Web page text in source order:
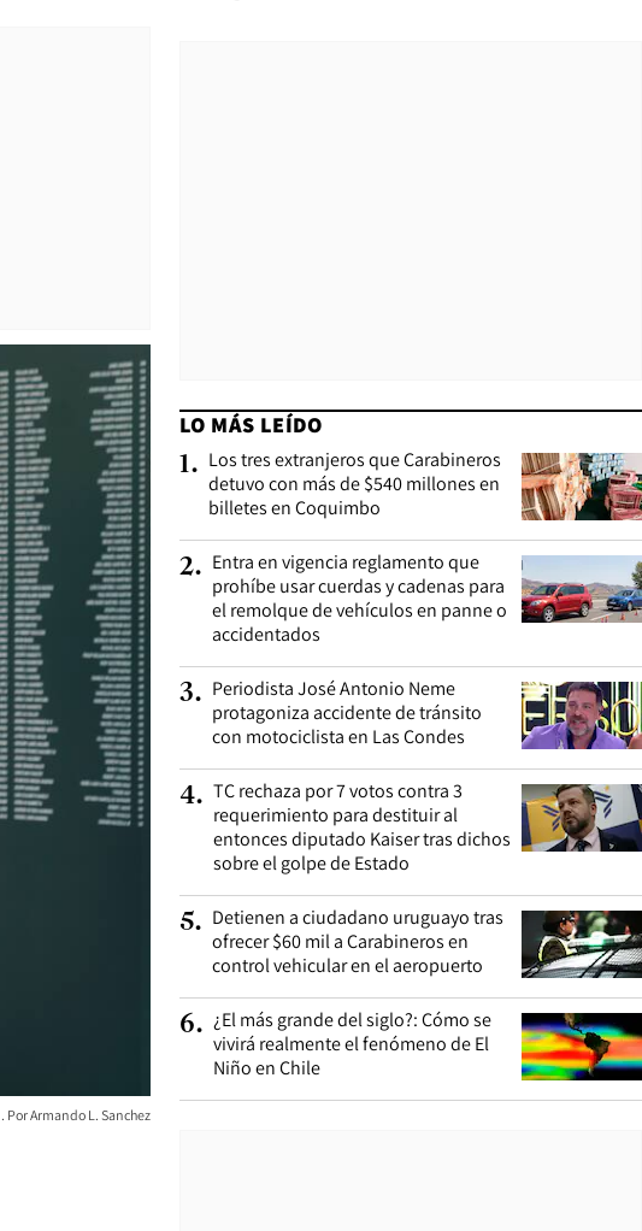
Armando L. Sanchez
LO MÁS LEÍDO
1. Los tres extranjeros que Carabineros
detuvo con más de $540 millones en
billetes en Coquimbo
2. Entra en vigencia reglamento que
prohíbe usar cuerdas y cadenas para
el remolque de vehículos en panne o
accidentados
3. Periodista José Antonio Neme
protagoniza accidente de tránsito
con motociclista en Las Condes
4. TC rechaza por 7 votos contra 3
requerimiento para destituir al
entonces diputado Kaiser tras dichos
sobre el golpe de Estado
5. Detienen a ciudadano uruguayo tras
ofrecer $60 mil a Carabineros en
control vehicular en el aeropuerto
6. ¿El más grande del siglo?: Cómo se
vivirá realmente el fenómeno de El
Niño en Chile